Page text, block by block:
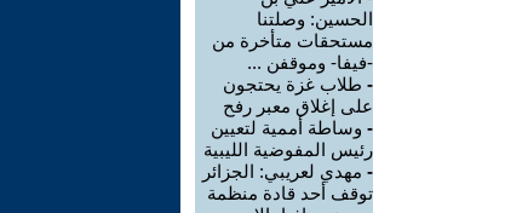
الحسين: وصلتنا
مستحقات متأخرة من
-فيفا- وموقفن ...
- طلاب غزة يحتجون
على إغلاق معبر رفح
- وساطة أممية لتعيين
رئيس المفوضية الليبية
- مهدي لعريبي: الجزائر
توقف أحد قادة منظمة